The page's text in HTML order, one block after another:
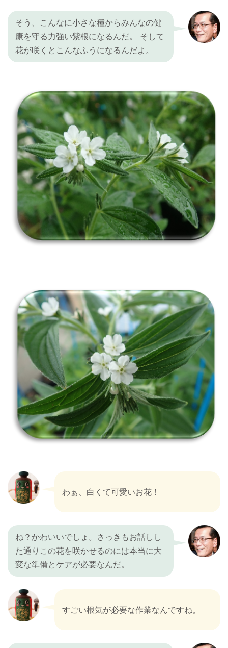
そう、こんなに小さな種からみんなの健
康を守る力強い紫根になるんだ。 そして
花が咲くとこんなふうになるんだよ。
わぁ、白くて可愛いお花！
ね？かわいいでしょ。さっきもお話しし
た通りこの花を咲かせるのには本当に大
変な準備とケアが必要なんだ。
すごい根気が必要な作業なんですね。